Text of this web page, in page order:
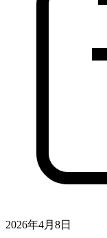
2026年4月8日